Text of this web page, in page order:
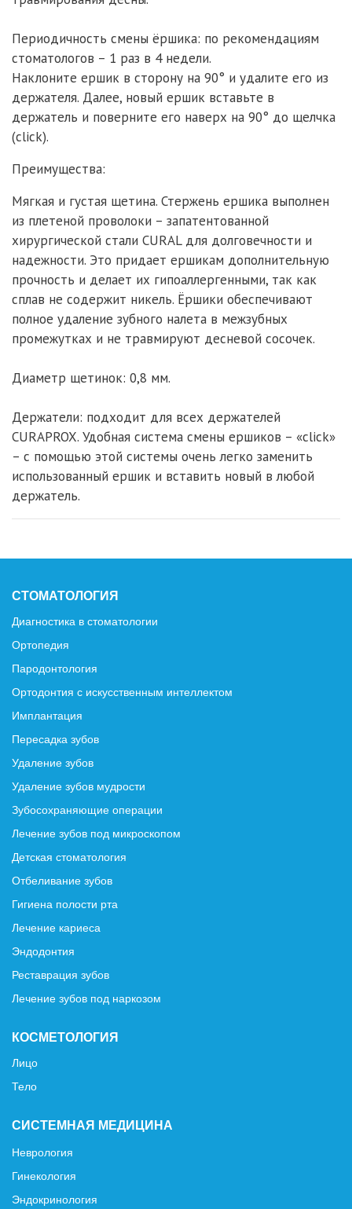
Периодичность смены ёршика: по рекомендациям
стоматологов – 1 раз в 4 недели.
Наклоните ершик в сторону на 90° и удалите его из
держателя. Далее, новый ершик вставьте в
держатель и поверните его наверх на 90° до щелчка
(click).
Преимущества:
Мягкая и густая щетина. Стержень ершика выполнен
из плетеной проволоки – запатентованной
хирургической стали CURAL для долговечности и
надежности. Это придает ершикам дополнительную
прочность и делает их гипоаллергенными, так как
сплав не содержит никель. Ёршики обеспечивают
полное удаление зубного налета в межзубных
промежутках и не травмируют десневой сосочек.
Диаметр щетинок: 0,8 мм.
Держатели: подходит для всех держателей
CURAPROX. Удобная система смены ершиков – «click»
– с помощью этой системы очень легко заменить
использованный ершик и вставить новый в любой
держатель.
СТОМАТОЛОГИЯ
Диагностика в стоматологии
Ортопедия
Пародонтология
Ортодонтия с искусственным интеллектом
Имплантация
Пересадка зубов
Удаление зубов
Удаление зубов мудрости
Зубосохраняющие операции
Лечение зубов под микроскопом
Детская стоматология
Отбеливание зубов
Гигиена полости рта
Лечение кариеса
Эндодонтия
Реставрация зубов
Лечение зубов под наркозом
КОСМЕТОЛОГИЯ
Лицо
Тело
СИСТЕМНАЯ МЕДИЦИНА
Неврология
Гинекология
Эндокринология